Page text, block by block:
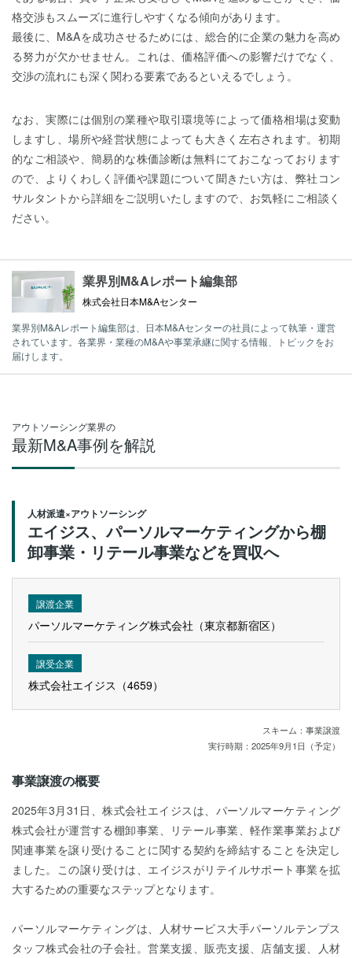
格交渉もスムーズに進行しやすくなる傾向があります。
最後に、M&Aを成功させるためには、総合的に企業の魅力を高め
る努力が欠かせません。これは、価格評価への影響だけでなく、
交渉の流れにも深く関わる要素であるといえるでしょう。
なお、実際には個別の業種や取引環境等によって価格相場は変動
しますし、場所や経営状態によっても大きく左右されます。初期
的なご相談や、簡易的な株価診断は無料にておこなっております
ので、よりくわしく評価や課題について聞きたい方は、弊社コン
サルタントから詳細をご説明いたしますので、お気軽にご相談く
ださい。
業界別M&Aレポート編集部
株式会社日本M&Aセンター
業界別M&Aレポート編集部は、日本M&Aセンターの社員によって執筆・運営
されています。各業界・業種のM&Aや事業承継に関する情報、トピックをお
届けします。
アウトソーシング業界の
最新M&A事例を解説
人材派遣×アウトソーシング
エイジス、パーソルマーケティングから棚
卸事業・リテール事業などを買収へ
譲渡企業
パーソルマーケティング株式会社（東京都新宿区）
譲受企業
株式会社エイジス（4659）
スキーム：事業譲渡
実行時期：2025年9月1日（予定）
事業譲渡の概要
2025年3月31日、株式会社エイジスは、パーソルマーケティング
株式会社が運営する棚卸事業、リテール事業、軽作業事業および
関連事業を譲り受けることに関する契約を締結することを決定し
ました。この譲り受けは、エイジスがリテイルサポート事業を拡
大するための重要なステップとなります。
パーソルマーケティングは、人材サービス大手パーソルテンプス
タッフ株式会社の子会社。営業支援、販売支援、店舗支援、人材